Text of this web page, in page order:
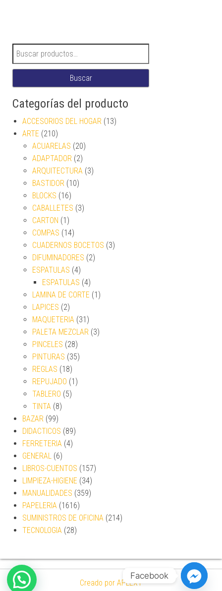
Buscar por:
Buscar
Categorías del producto
ACCESORIOS DEL HOGAR (13)
ARTE (210)
ACUARELAS (20)
ADAPTADOR (2)
ARQUITECTURA (3)
BASTIDOR (10)
BLOCKS (16)
CABALLETES (3)
CARTON (1)
COMPAS (14)
CUADERNOS BOCETOS (3)
DIFUMINADORES (2)
ESPATULAS (4)
ESPATULAS (4)
LAMINA DE CORTE (1)
LAPICES (2)
MAQUETERIA (31)
PALETA MEZCLAR (3)
PINCELES (28)
PINTURAS (35)
REGLAS (18)
REPUJADO (1)
TABLERO (5)
TINTA (8)
BAZAR (99)
DIDACTICOS (89)
FERRETERIA (4)
GENERAL (6)
LIBROS-CUENTOS (157)
LIMPIEZA-HIGIENE (34)
MANUALIDADES (359)
PAPELERIA (1616)
SUMINISTROS DE OFICINA (214)
TECNOLOGIA (28)
Creado por APLEXT
Facebook